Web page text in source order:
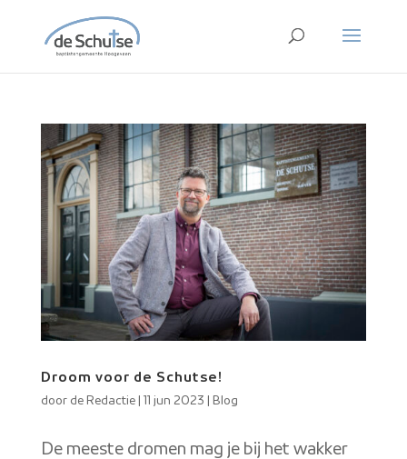
Droom voor de Schutse!
door de Redactie| 11 jun 2023 Blog
De meeste dromen mag je bij het wakker